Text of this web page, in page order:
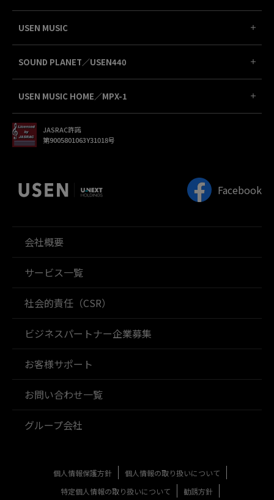
USEN MUSIC
SOUND PLANET／USEN440
USEN MUSIC HOME／MPX-1
JASRAC許諾
第9005801063Y31018号
Facebook
会社概要
サービス一覧
社会的責任（CSR）
ビジネスパートナー企業募集
お客様サポート
お問い合わせ一覧
グループ会社
個人情報保護方針
個人情報の取り扱いについて
特定個人情報の取り扱いについて
勧誘方針